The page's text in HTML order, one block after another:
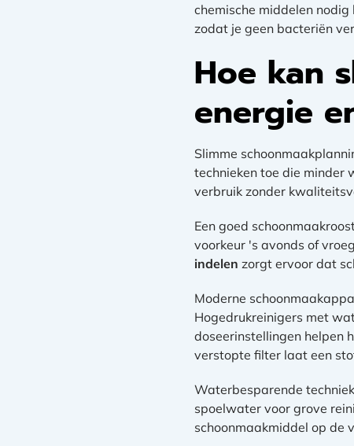
chemische middelen
zodat je geen bacteriën
Hoe kan
energie
Slimme
technieken toe die minder
verbruik zonder
Een goed
voorkeur 's avonds of
indelen zorgt ervoor dat
Moderne
Hogedrukreinigers met
doseerinstellingen helpen
verstopte filter laat een
Waterbesparende
spoelwater voor grove
schoonmaakmiddel op de